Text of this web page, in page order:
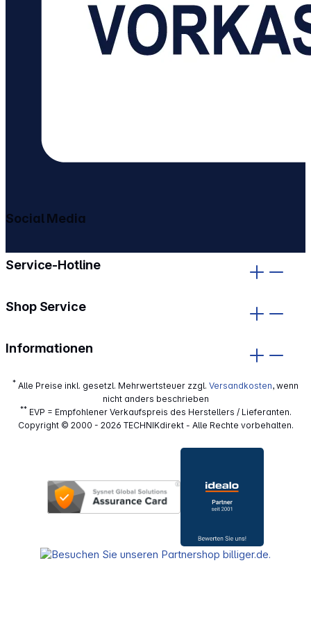
Service-Hotline
Shop Service
Informationen
Social Media
* Alle Preise inkl. gesetzl. Mehrwertsteuer zzgl. Versandkosten, wenn
nicht anders beschrieben
**EVP = Empfohlener Verkaufspreis des Herstellers / Lieferanten.
Copyright © 2000 - 2026 TECHNIKdirekt - Alle Rechte vorbehalten.